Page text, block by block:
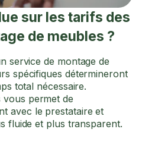
sur les tarifs des
de meubles ?
service de montage de
spécifiques détermineront
total nécessaire.
permet de
avec le prestataire et
fluide et plus transparent.